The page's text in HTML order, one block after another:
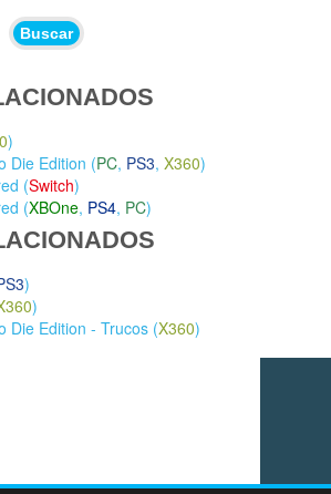
Buscar
)
Die Edition (PC, PS3,X360)
(Switch)
(XBOne, PS4, PC)
)
)
Die Edition - Trucos (X360)